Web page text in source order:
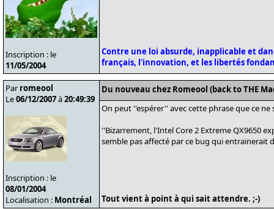
Inscription : le
11/05/2004
Contre une loi absurde, inapplicable et
français, l'innovation, et les libertés
Par romeool
Le06/12/2007à20:49:39
Inscription : le
08/01/2004
Localisation : Montréal
Du nouveau chez Romeool (back to THE
On peut ''espérer'' avec cette phrase que ce ne
''Bizarrement, l'Intel Core 2 Extreme QX9650
semble pas affecté par ce bug qui entraïnerait
Tout vient à point à qui sait attendre. ;-)